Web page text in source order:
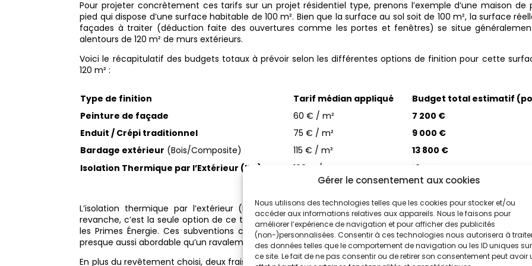
Gérer le consentement aux cookies
Nous utilisons des technologies telles que les cookies pour stocker et/ou
accéder aux informations relatives aux appareils. Nous le faisons pour
améliorer l’expérience de navigation et pour afficher des publicités
(non-)personnalisées. Consentir à ces technologies nous autorisera à
des données telles que le comportement de navigation ou les ID uniques sur
ce site. Le fait de ne pas consentir ou de retirer son consentement peut avoir
Pour projeter concrètement ces tarifs sur un projet résidentiel type, prenons l’exemple d’une maison de
pied qui dispose d’une surface habitable de 100 m². Bien que la surface au sol soit de 100 m², la surface
façades à traiter (déduction faite des ouvertures comme les portes et fenêtres) se situe
alentours de 120 m² de murs extérieurs.
Voici le récapitulatif des budgets totaux à prévoir selon les différentes options de finition pour cette
120 m² :
Type de finition Tarif médian appliqué
Budget total estimatif
Peinture de façade
60 € / m²
7 200 €
Enduit / Crépi traditionnel
75 € / m²
9 000 €
Bardage extérieur (Bois/Composite) 115 € / m²
13 800 €
Isolation Thermique par l’Extérieur (ITE)
160 € / m² 19 200 €
L’isolation thermique par l’extérieur (ITE) représente l’investissement initial le plus lourd à court
revanche, c’est la seule option de ce tableau éligible aux aides financières publiques comme
les Primes Énergie. Ces subventions couvrent une grande partie du budget, ce qui rend l’isolation
presque aussi abordable qu’un ravalement classique, les économies de chauffage en plus.
En plus du revêtement choisi, deux frais annexes indispensables doivent être anticipés : la location et le